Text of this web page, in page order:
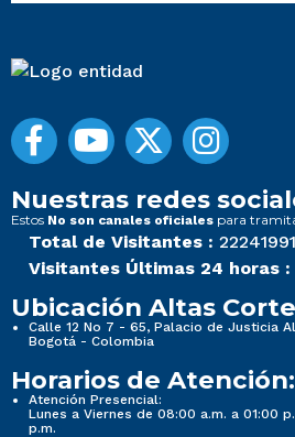
Nuestras redes
Estos No son canales oficiales para
Total de Visitantes : 22241991
Visitantes Últimas 24 horas :
Ubicación Altas
Calle 12 No 7 - 65, Palacio de Justicia
Bogotá - Colombia
Horarios de Atención:
Atención Presencial:
Lunes a Viernes de 08:00 a.m. a 01:00
p.m.